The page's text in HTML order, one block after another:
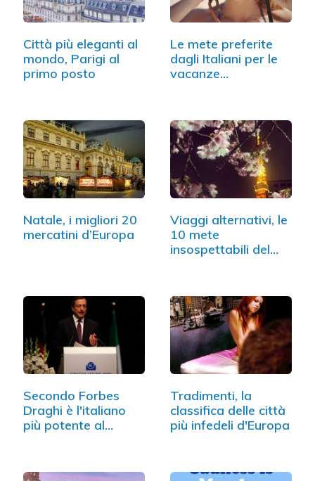
Città più eleganti al
mondo, Parigi al
primo posto
Le mete preferite
dagli Italiani per le
vacanze…
Natale, i migliori 20
mercatini d’Europa
Viaggi alternativi, le
10 mete
insospettabili del
Secondo Forbes
Draghi è l'italiano
più potente al
Tradimenti, la
classifica delle città
più infedeli d'Europa